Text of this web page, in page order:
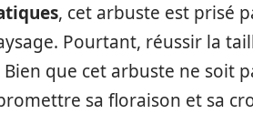
, cet arbuste est prisé
Pourtant, réussir la
Bien que cet arbuste ne soit
sa floraison et sa